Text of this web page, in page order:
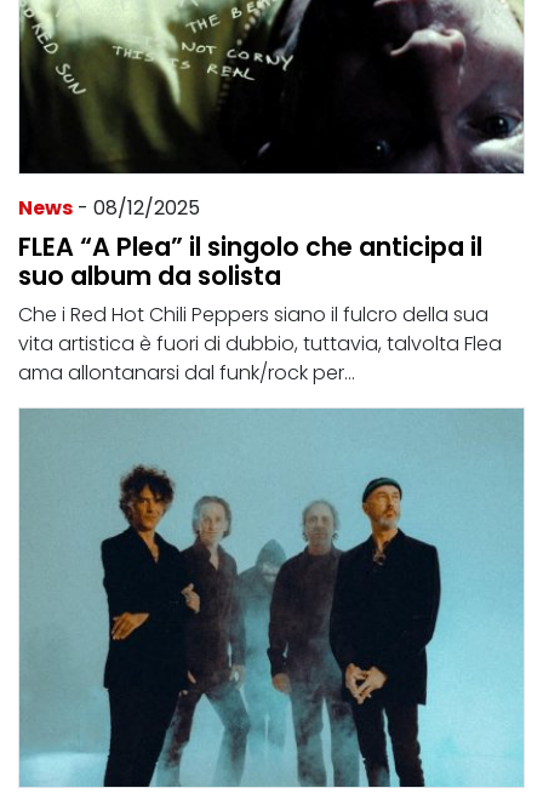
News - 08/12/2025
FLEA “A Plea” il singolo che anticipa il
suo album da solista
Che i Red Hot Chili Peppers siano il fulcro della sua
vita artistica è fuori di dubbio, tuttavia, talvolta Flea
ama allontanarsi dal funk/rock per...